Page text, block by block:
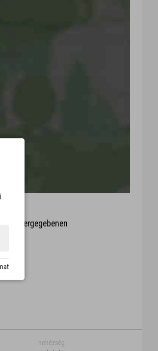
wiedergegebenen
nehézség